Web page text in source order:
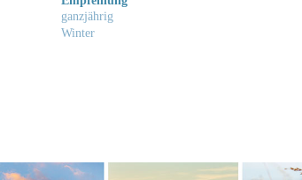
ganzjährig
Winter